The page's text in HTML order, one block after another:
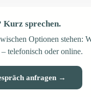
Kurz sprechen.
Optionen stehen:
telefonisch oder online.
anfragen →